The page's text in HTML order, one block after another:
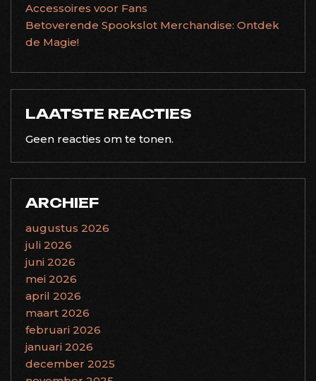
Accessoires voor Fans
Betoverende Spookslot Merchandise: Ontdek
de Magie!
LAATSTE REACTIES
Geen reacties om te tonen.
ARCHIEF
augustus 2026
juli 2026
juni 2026
mei 2026
april 2026
maart 2026
februari 2026
januari 2026
december 2025